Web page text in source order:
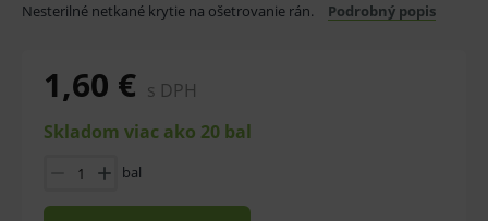
Nesterilné netkané krytie na ošetrovanie rán. Podrobný popis
1,60 € s DPH
Skladom viac ako 20 bal
bal